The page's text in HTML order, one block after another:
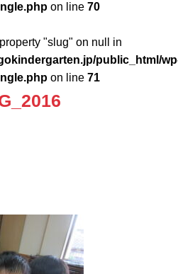
on line 70
"slug" on null in
public_html/
on line 71